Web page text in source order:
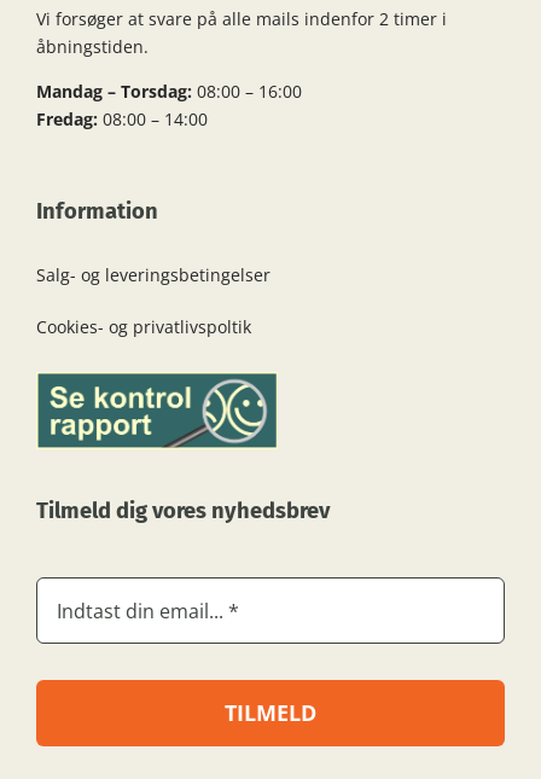
Vi forsøger at svare på alle mails indenfor 2 timer i
åbningstiden.
Mandag – Torsdag: 08:00 – 16:00
Fredag: 08:00 – 14:00
Information
Salg- og leveringsbetingelser
Cookies- og privatlivspoltik
Tilmeld dig vores nyhedsbrev
TILMELD